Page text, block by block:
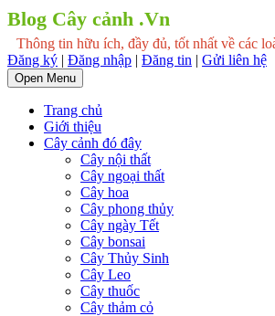
Blog Cây cảnh .Vn
Thông tin hữu ích, đầy đủ, tốt nhất về các
Đăng ký | Đăng nhập | Đăng tin | Gửi liên hệ
Open Menu
Trang chủ
Giới thiệu
Cây cảnh đó đây
Cây nội thất
Cây ngoại thất
Cây hoa
Cây phong thủy
Cây ngày Tết
Cây bonsai
Cây Thủy Sinh
Cây Leo
Cây thuốc
Cây thảm cỏ